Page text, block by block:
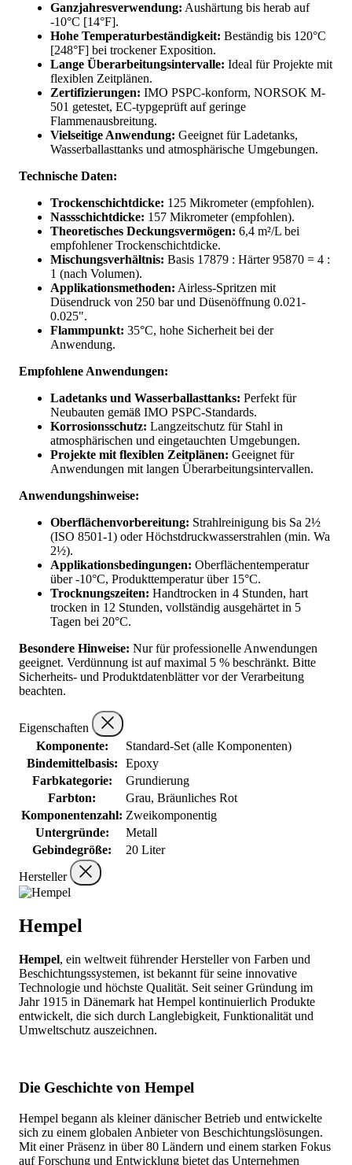
Ganzjahresverwendung: Aushärtung bis herab auf
-10°C [14°F].
Hohe Temperaturbeständigkeit: Beständig bis 120°C
[248°F] bei trockener Exposition.
Lange Überarbeitungsintervalle: Ideal für Projekte mit
flexiblen Zeitplänen.
Zertifizierungen: IMO PSPC-konform, NORSOK M-
501 getestet, EC-typgeprüft auf geringe
Flammenausbreitung.
Vielseitige Anwendung: Geeignet für Ladetanks,
Wasserballasttanks und atmosphärische Umgebungen.
Technische Daten:
Trockenschichtdicke: 125 Mikrometer (empfohlen).
Nassschichtdicke: 157 Mikrometer (empfohlen).
Theoretisches Deckungsvermögen: 6,4 m²/L bei
empfohlener Trockenschichtdicke.
Mischungsverhältnis: Basis 17879 : Härter 95870 = 4 :
1 (nach Volumen).
Applikationsmethoden: Airless-Spritzen mit
Düsendruck von 250 bar und Düsenöffnung 0.021-
0.025".
Flammpunkt: 35°C, hohe Sicherheit bei der
Anwendung.
Empfohlene Anwendungen:
Ladetanks und Wasserballasttanks: Perfekt für
Neubauten gemäß IMO PSPC-Standards.
Korrosionsschutz: Langzeitschutz für Stahl in
atmosphärischen und eingetauchten Umgebungen.
Projekte mit flexiblen Zeitplänen: Geeignet für
Anwendungen mit langen Überarbeitungsintervallen.
Anwendungshinweise:
Oberflächenvorbereitung: Strahlreinigung bis Sa 2½
(ISO 8501-1) oder Höchstdruckwasserstrahlen (min. Wa
2½).
Applikationsbedingungen: Oberflächentemperatur
über -10°C, Produkttemperatur über 15°C.
Trocknungszeiten: Handtrocken in 4 Stunden, hart
trocken in 12 Stunden, vollständig ausgehärtet in 5
Tagen bei 20°C.
Besondere Hinweise: Nur für professionelle Anwendungen
geeignet. Verdünnung ist auf maximal 5 % beschränkt. Bitte
Sicherheits- und Produktdatenblätter vor der Verarbeitung
beachten.
Eigenschaften
Komponente:
Standard-Set (alle Komponenten)
Bindemittelbasis:
Epoxy
Farbkategorie:
Grundierung
Farbton:
Grau, Bräunliches Rot
Komponentenzahl: Zweikomponentig
Untergründe:
Metall
Gebindegröße:
20 Liter
Hersteller
Hempel
Hempel, ein weltweit führender Hersteller von Farben und
Beschichtungssystemen, ist bekannt für seine innovative
Technologie und höchste Qualität. Seit seiner Gründung im
Jahr 1915 in Dänemark hat Hempel kontinuierlich Produkte
entwickelt, die sich durch Langlebigkeit, Funktionalität und
Umweltschutz auszeichnen.
Die Geschichte von Hempel
Hempel begann als kleiner dänischer Betrieb und entwickelte
sich zu einem globalen Anbieter von Beschichtungslösungen.
Mit einer Präsenz in über 80 Ländern und einem starken Fokus
auf Forschung und Entwicklung bietet das Unternehmen